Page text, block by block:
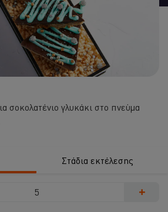
σοκολατένιο γλυκάκι στο πνεύμα
Στάδια εκτέλεσης
+